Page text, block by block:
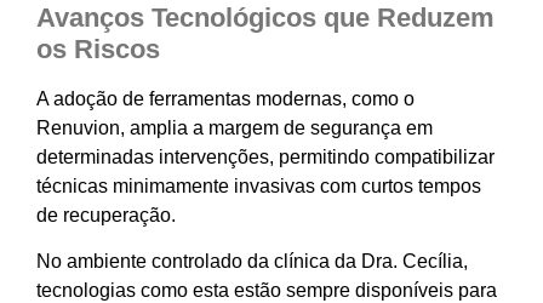
Avanços Tecnológicos que Reduzem
os Riscos
A adoção de ferramentas modernas, como o
Renuvion, amplia a margem de segurança em
determinadas intervenções, permitindo compatibilizar
técnicas minimamente invasivas com curtos tempos
de recuperação.
No ambiente controlado da clínica da Dra. Cecília,
tecnologias como esta estão sempre disponíveis para